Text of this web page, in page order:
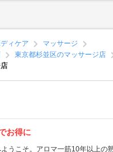
ィケア
マッサージ
東京都杉並区のマッサージ店
お得に
うこそ。アロマ一筋10年以上の